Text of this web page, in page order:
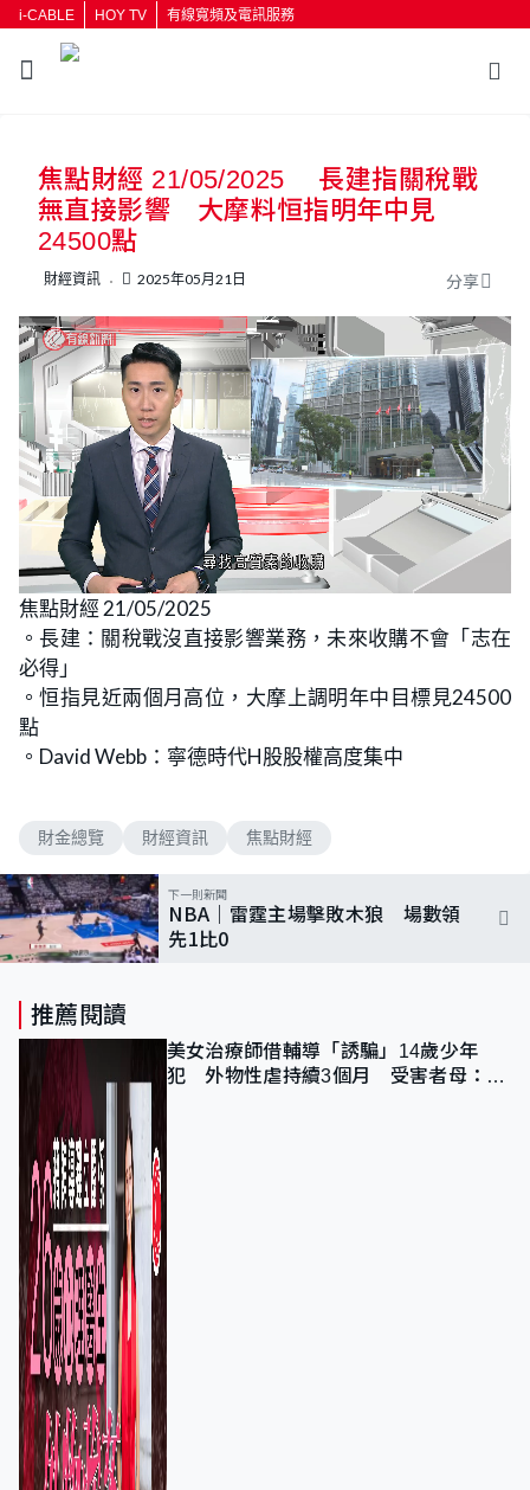
i-CABLE HOY TV 有線寬頻及電訊服務
按輸入鍵開始搜尋
焦點財經 21/05/2025 長建指關稅戰
無直接影響 大摩料恒指明年中見
24500點
財經資訊 2025年05月21日 分享
U
n
m
t
e
L
o
a
d
e
d
.
7
焦點財經 21/05/2025
。長建：關稅戰沒直接影響業務，未來收購不會「志在
必得」
。恒指見近兩個月高位，大摩上調明年中目標見24500
點
。David Webb：寧德時代H股股權高度集中
財金總覽 財經資訊 焦點財經
下一則新聞
NBA｜雷霆主場擊敗木狼 場數領
先1比0
推薦閱讀
美女治療師借輔導「誘騙」14歲少年
犯 外物性虐持續3個月 受害者母：要